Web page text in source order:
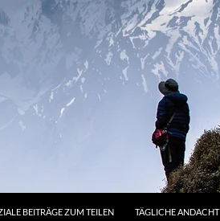
BEITRÄGE ZUM TEILEN TÄGLICHE ANDACHT